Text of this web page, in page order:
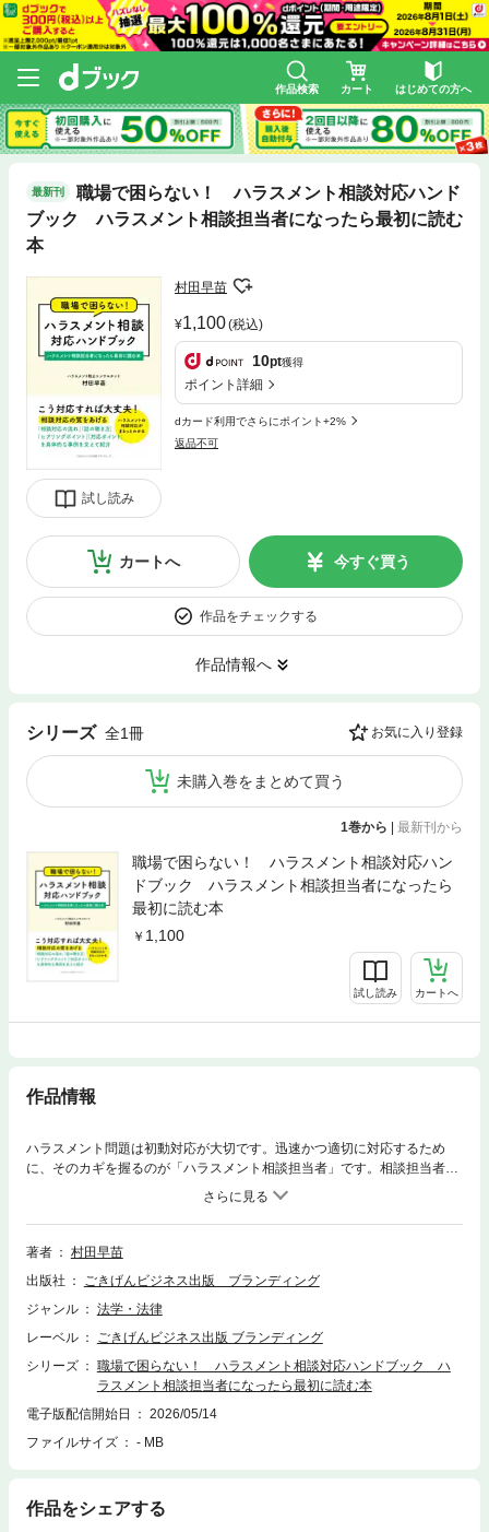
作品検索 カート はじめての方へ
最新刊
職場で困らない！ ハラスメント相談対応ハンド
ブック ハラスメント相談担当者になったら最初に読む
本
試し読み
村田早苗
1,100(税込)
10pt獲得
ポイント詳細
dカード利用でさらにポイント+2%
返品不可
カートへ 今すぐ買う
作品をチェックする
作品情報へ
シリーズ 全1冊 お気に入り登録
未購入巻をまとめて買う
1巻から | 最新刊から
職場で困らない！ ハラスメント相談対応ハン
ドブック ハラスメント相談担当者になったら
最初に読む本
1,100
試し読み カートへ
作品情報
ハラスメント問題は初動対応が大切です。迅速かつ適切に対応するため
に、そのカギを握るのが「ハラスメント相談担当者」です。相談担当者の
対応によっては問題がさらに大きくなることもあれば、今後起こりうるハ
ラスメント問題を未然に防ぐこともできます。ハラスメント相談担当者の
果たす役割は大きく、今後の企業経営における重要な役割ともいえます。
これまで1000名以上の相談対応を行ってきた経験から、ハラスメント相談
担当者としての心構えと具体的な面談方法など、実際の場面でどう言葉を
かけるのかなど事例を交えて解説しています。相談に乗る前の準備、具体
なこと、ハラスメント相談で難しいされる行為者へのヒアリングのポイン
トもお伝えしています。ハラスメント相談担当者、これからハラスメント
相談対応にあたる人、管理職としてハラスメント相談も受ける人などに読
場からハラスメントがなくなること、そして近い将来にはハラスメントと
いう言葉自体がなくなり、代わって相手への思いやりや配慮があふれ、今
ル・アンド・エール 代表取締役。ハラスメント防止コンサルタント、シ
ニア産業カウンセラー、キャリウコンサルタント、コーチ。日本アイ・ビ
著者
村田早苗
出版社
ごきげんビジネス出版 ブランディング
ジャンル
法学・法律
レーベル
ごきげんビジネス出版 ブランディング
シリーズ
職場で困らない！ ハラスメント相談対応ハンドブック ハ
ラスメント相談担当者になったら最初に読む本
電子版配信開始日
2026/05/14
ファイルサイズ
- MB
作品をシェアする